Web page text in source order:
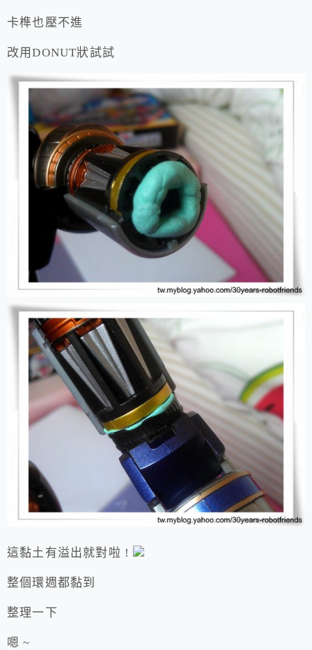
卡榫也壓不進
改用DONUT狀試試
這黏土有溢出就對啦 !
整個環週都黏到
整理一下
嗯 ~